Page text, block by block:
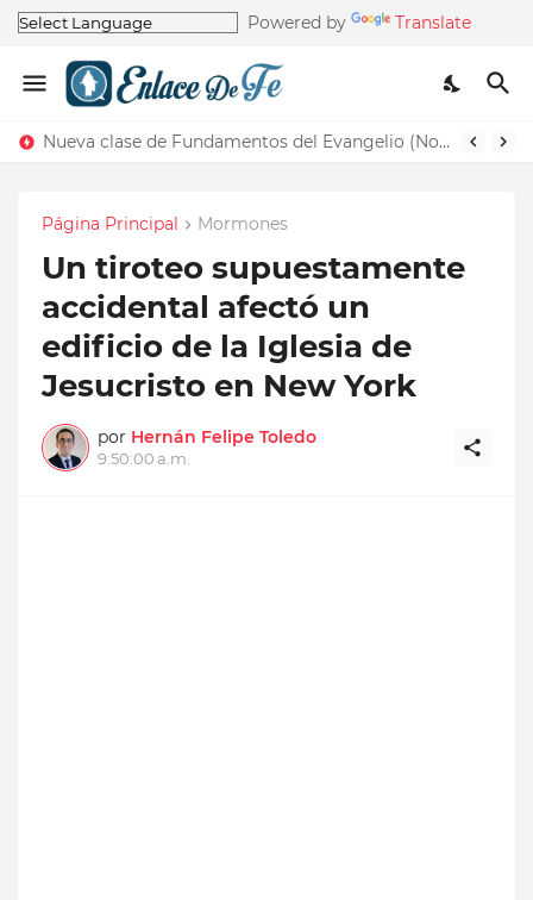
Powered by Translate
Nueva clase de Fundamentos del Evangelio (Nos recuerda la de Principios del Evangelio)
Página Principal Mormones
Un tiroteo supuestamente
accidental afectó un
edificio de la Iglesia de
Jesucristo en New York
por Hernán Felipe Toledo
9:50:00 a.m.